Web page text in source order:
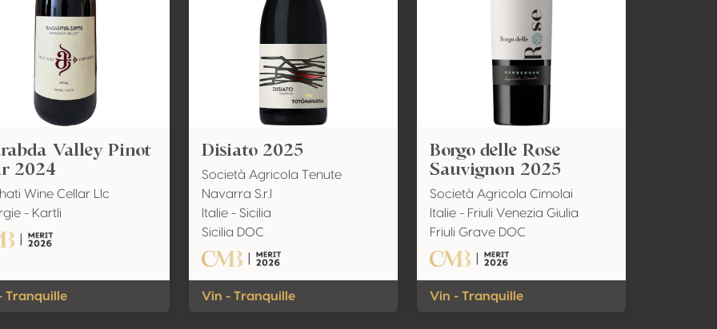
Valley Pinot
2024
Wine Cellar Llc
- Kartli
Tranquille
Disiato 2025
Società Agricola Tenute
Navarra S.r.l
Italie - Sicilia
Sicilia DOC
Vin - Tranquille
Borgo delle Rose
Sauvignon 2025
Società Agricola Cimolai
Italie - Friuli Venezia Giulia
Friuli Grave DOC
Vin - Tranquille